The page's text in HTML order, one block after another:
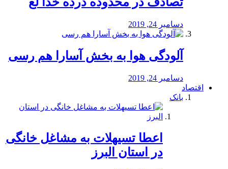
دسامبر 24, 2019
آلودگی هوا به بخش آسارا هم رسی
دسامبر 24, 2019
اقتصاد
بانک
️اعطا تسیهلات به مشاغل خانگی
در استان البرز